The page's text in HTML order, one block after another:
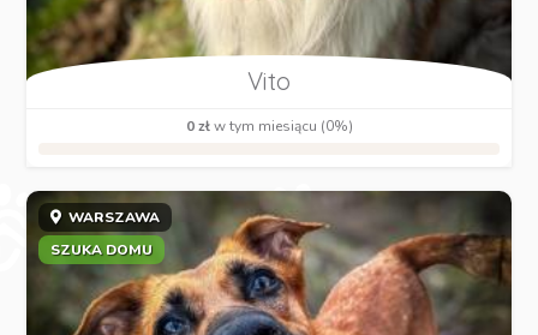
Vito
0 złw tym miesiącu (0%)
WARSZAWA
SZUKA DOMU